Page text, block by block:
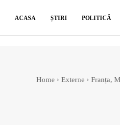
ACASA ȘTIRI POLITICĂ
Home Externe Franța,